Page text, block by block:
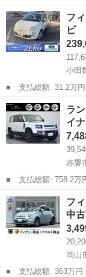
日まで有効 ナンバー
ン：動作良好 現状販売です。事故歴はありません。 内外装ともに綺麗
な状態で...
岡山 苫田郡
フ
ビ
小田
■ 支払総額: 31.2万円 ■ 車両本体価格： 239,000 円 ■ メーカー
名： フィアット ■
８Ｖ ポップ ナビ
ン パワース...
岡山 小田郡
ラ
イ
赤磐
■ 支払総額: 758.2万円 ■ 車両本体価格： 7,488,000 円 ■ メーカ
ー名： ランドロー
名： １１０Ｘ－ダ
レザーシ...
岡山 赤磐市
フ
中
岡山
■ 支払総額: 363万円 ■ 車両本体価格： 3,499,000 円 ■ メーカー